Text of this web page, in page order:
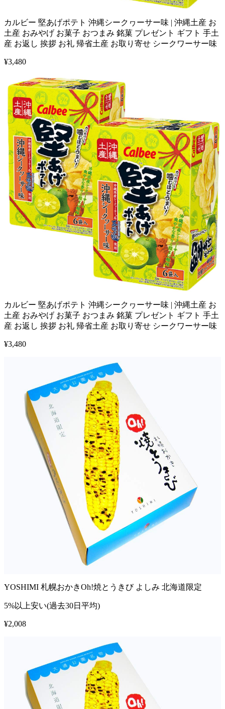
カルビー 堅あげポテト 沖縄シークヮーサー味 | 沖縄土産 お
土産 おみやげ お菓子 おつまみ 銘菓 プレゼント ギフト 手土
産 お返し 挨拶 お礼 帰省土産 お取り寄せ シークワーサー味
¥3,480
カルビー 堅あげポテト 沖縄シークヮーサー味 | 沖縄土産 お
土産 おみやげ お菓子 おつまみ 銘菓 プレゼント ギフト 手土
産 お返し 挨拶 お礼 帰省土産 お取り寄せ シークワーサー味
¥3,480
YOSHIMI 札幌おかきOh!焼とうきび よしみ 北海道限定
5%以上安い(過去30日平均)
¥2,008